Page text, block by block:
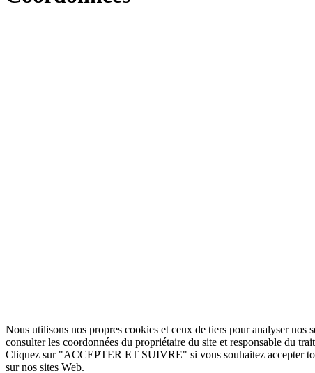
Nous utilisons nos propres cookies et ceux de tiers pour analyser
consulter les coordonnées du propriétaire du site et responsable du
Cliquez sur "ACCEPTER ET SUIVRE" si vous souhaitez accepter
sur nos sites Web.